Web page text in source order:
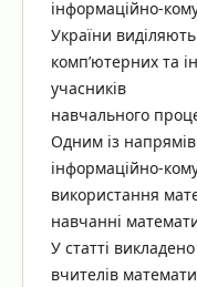
інформаційно-
України
комп’ютерних та
учасників
навчального
Одним із
інформаційно-
використання
навчанні
У статті
вчителів